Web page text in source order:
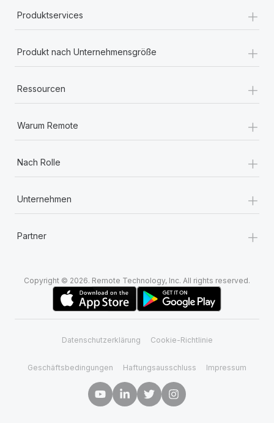
Produktservices +
Produkt nach Unternehmensgröße +
Ressourcen +
Warum Remote +
Nach Rolle +
Unternehmen +
Partner +
Copyright © 2026. Remote Technology, Inc. All rights reserved.
Datenschutzerklärung Cookie-Richtlinie
Geschäftsbedingungen Haftungsausschluss Impressum